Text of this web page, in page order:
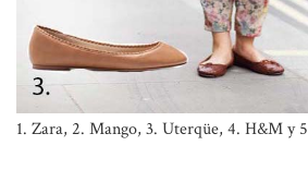
1. Zara, 2. Mango, 3. Uterqüe, 4. H&M y